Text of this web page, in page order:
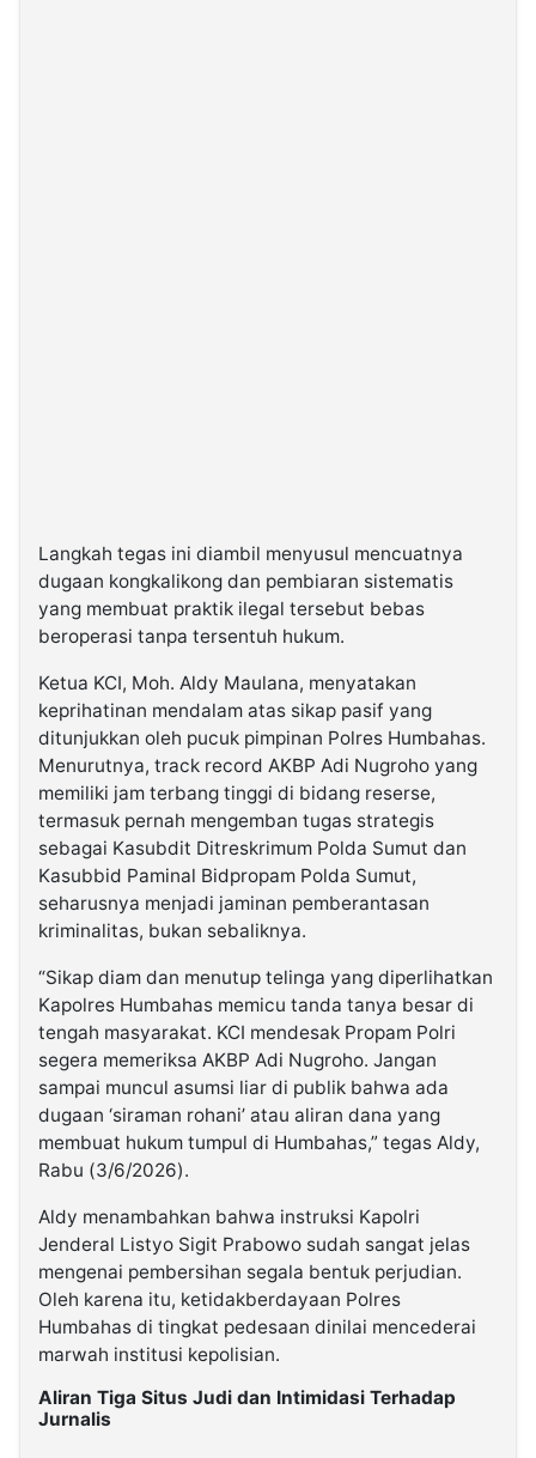
Langkah tegas ini diambil menyusul mencuatnya
dugaan kongkalikong dan pembiaran sistematis
yang membuat praktik ilegal tersebut bebas
beroperasi tanpa tersentuh hukum.
Ketua KCI, Moh. Aldy Maulana, menyatakan
keprihatinan mendalam atas sikap pasif yang
ditunjukkan oleh pucuk pimpinan Polres Humbahas.
Menurutnya, track record AKBP Adi Nugroho yang
memiliki jam terbang tinggi di bidang reserse,
termasuk pernah mengemban tugas strategis
sebagai Kasubdit Ditreskrimum Polda Sumut dan
Kasubbid Paminal Bidpropam Polda Sumut,
seharusnya menjadi jaminan pemberantasan
kriminalitas, bukan sebaliknya.
“Sikap diam dan menutup telinga yang diperlihatkan
Kapolres Humbahas memicu tanda tanya besar di
tengah masyarakat. KCI mendesak Propam Polri
segera memeriksa AKBP Adi Nugroho. Jangan
sampai muncul asumsi liar di publik bahwa ada
dugaan ‘siraman rohani’ atau aliran dana yang
membuat hukum tumpul di Humbahas,” tegas Aldy,
Rabu (3/6/2026).
Aldy menambahkan bahwa instruksi Kapolri
Jenderal Listyo Sigit Prabowo sudah sangat jelas
mengenai pembersihan segala bentuk perjudian.
Oleh karena itu, ketidakberdayaan Polres
Humbahas di tingkat pedesaan dinilai mencederai
marwah institusi kepolisian.
Aliran Tiga Situs Judi dan Intimidasi Terhadap
Jurnalis